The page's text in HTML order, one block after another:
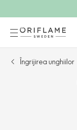
Îngrijirea unghiilor